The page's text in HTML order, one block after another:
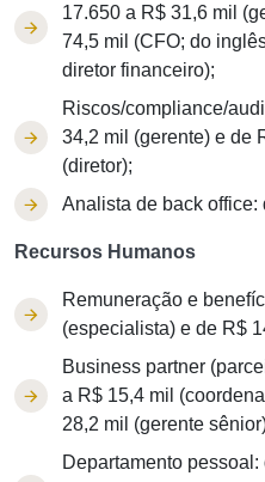
17.650 a R$ 31,6 mil
74,5 mil (CFO; do
diretor financeiro);
Riscos/compliance/
34,2 mil (gerente) e de
(diretor);
Analista de back office:
Recursos Humanos
Remuneração e
(especialista) e de R$
Business partner
a R$ 15,4 mil
28,2 mil (gerente
Departamento